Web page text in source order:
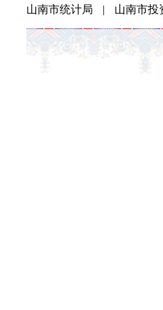
山南市统计局 | 山南市投